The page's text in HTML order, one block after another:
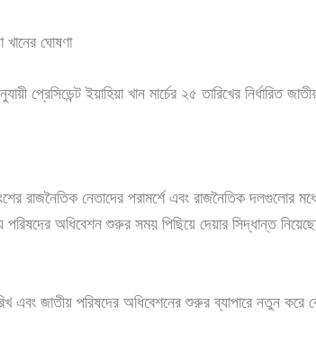
ঘোষণা
প্রেসিডেন্ট ইয়াহিয়া খান মার্চের ২৫ তারিখের নির্ধারিত
রাজনৈতিক নেতাদের পরামর্শে এবং রাজনৈতিক দলগুলোর
পরিষদের অধিবেশন শুরুর সময় পিছিয়ে দেয়ার সিদ্ধান্ত
এবং জাতীয় পরিষদের অধিবেশনের শুরুর ব্যাপারে নতুন করে